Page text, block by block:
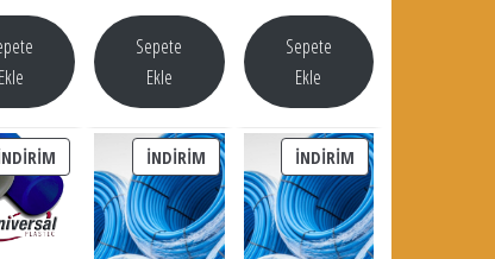
Ekle
Sepete
Ekle
Sepete
Ekle
İNDIRIMDEKI ÜRÜN
İNDIRIMİNDIRIMDEKI ÜRÜN
İNDIRIM İNDIRIMDEKI ÜRÜN